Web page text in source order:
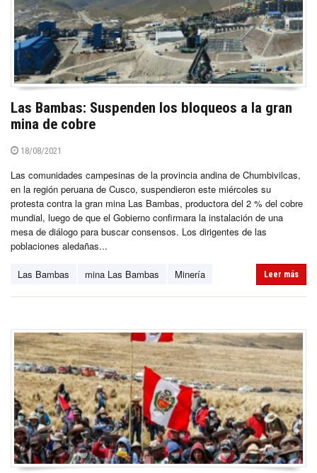
Las Bambas: Suspenden los bloqueos a la gran
mina de cobre
18/08/2021
Las comunidades campesinas de la provincia andina de Chumbivilcas,
en la región peruana de Cusco, suspendieron este miércoles su
protesta contra la gran mina Las Bambas, productora del 2 % del cobre
mundial, luego de que el Gobierno confirmara la instalación de una
mesa de diálogo para buscar consensos. Los dirigentes de las
poblaciones aledañas...
Las Bambas mina Las Bambas Minería Leer más